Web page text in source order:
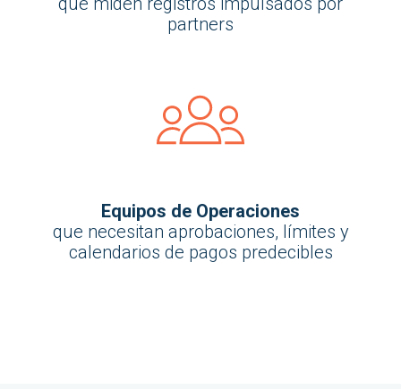
partners
Equipos de Operaciones
que necesitan aprobaciones, límites y
calendarios de pagos predecibles